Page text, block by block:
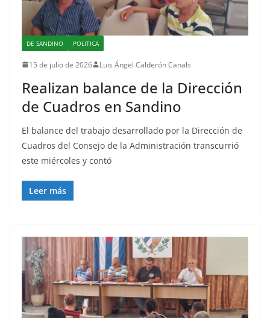
DE SANDINO POLITICA
15 de julio de 2026 Luis Ángel Calderón Canals
Realizan balance de la Dirección
de Cuadros en Sandino
El balance del trabajo desarrollado por la Dirección de
Cuadros del Consejo de la Administración transcurrió
este miércoles y contó
Leer más